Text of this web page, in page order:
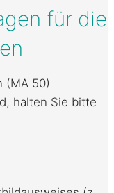
für die
(MA 50)
halten Sie bitte